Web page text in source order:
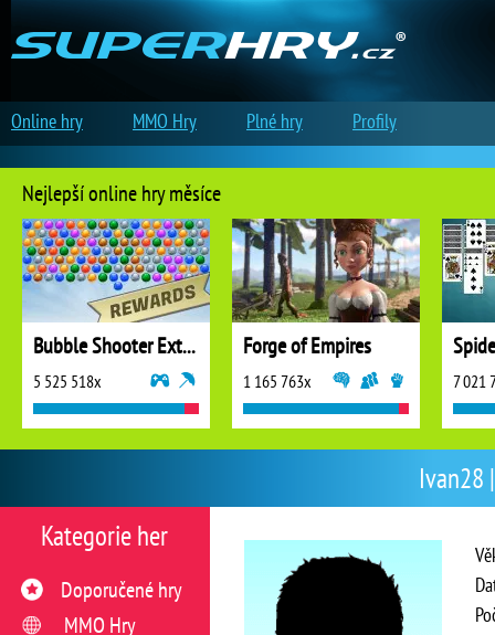
Ivan28
Kategorie her
Doporučené hry
MMO Hry
Nejlepší online hry měsíce
Bubble Shooter Extreme
5 525 518x
Forge of Empires
1 165 763x 7 021
Online hry MMO Hry Plné hry Profily